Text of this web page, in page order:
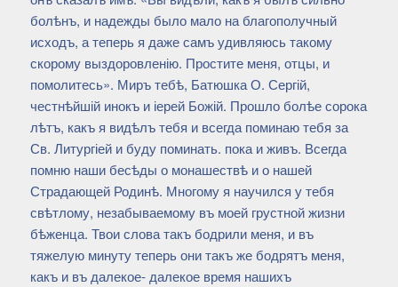
болѣнъ, и надежды было мало на благополучный
исходъ, а теперь я даже самъ удивляюсь такому
скорому выздоровленію. Простите меня, отцы, и
помолитесь». Миръ тебѣ, Батюшка О. Сергій,
честнѣйшій инокъ и іерей Божій. Прошло болѣе сорока
лѣтъ, какъ я видѣлъ тебя и всегда поминаю тебя за
Св. Литургіей и буду поминать. пока и живъ. Всегда
помню наши бесѣды о монашествѣ и о нашей
Страдающей Родинѣ. Многому я научился у тебя
свѣтлому, незабываемому въ моей грустной жизни
бѣженца. Твои слова такъ бодрили меня, и въ
тяжелую минуту теперь они такъ же бодрятъ меня,
какъ и въ далекое- далекое время нашихъ